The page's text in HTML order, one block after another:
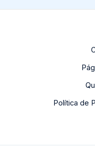
Política de